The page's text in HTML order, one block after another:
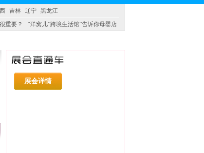
吉林 辽宁 黑龙江
重要？
“洋窝儿”跨境生活馆”告诉你母婴店
展会详情